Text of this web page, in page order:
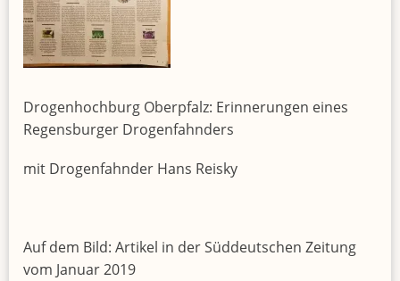
Drogenhochburg Oberpfalz: Erinnerungen eines
Regensburger Drogenfahnders
mit Drogenfahnder Hans Reisky
Auf dem Bild: Artikel in der Süddeutschen Zeitung
vom Januar 2019